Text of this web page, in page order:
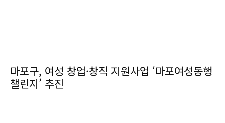
마포구, 여성 창업·창직 지원사업 ‘마포여성동행
챌린지’ 추진